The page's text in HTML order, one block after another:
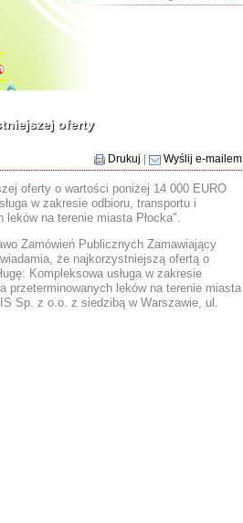
oferty
Drukuj Wyślij e-mailem
oferty o wartości poniżej 14 000 EURO
w zakresie odbioru, transportu i
na terenie miasta Płocka".
Zamówień Publicznych Zamawiający
że najkorzystniejszą ofertą o
Kompleksowa usługa w zakresie
przeterminowanych leków na terenie miasta
Sp. z o.o. z siedzibą w Warszawie, ul.